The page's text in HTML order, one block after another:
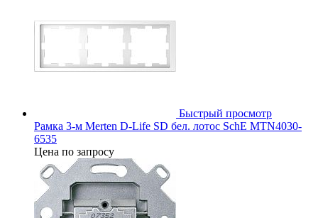
Быстрый просмотр
Рамка 3-м Merten D-Life SD бел. лотос SchE MTN4030-
6535
Цена по запросу